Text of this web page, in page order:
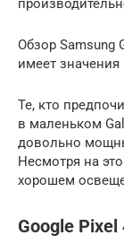
Обзор Samsung
имеет значения
Те, кто
в маленьком
довольно
Несмотря на
хорошем
Google Pixel